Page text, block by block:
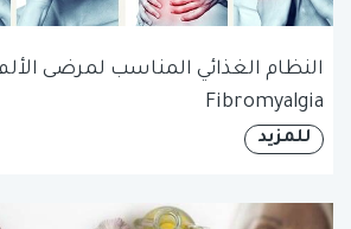
النظام الغذائي المناسب لمرضى
Fibromyalgia
للمزيد